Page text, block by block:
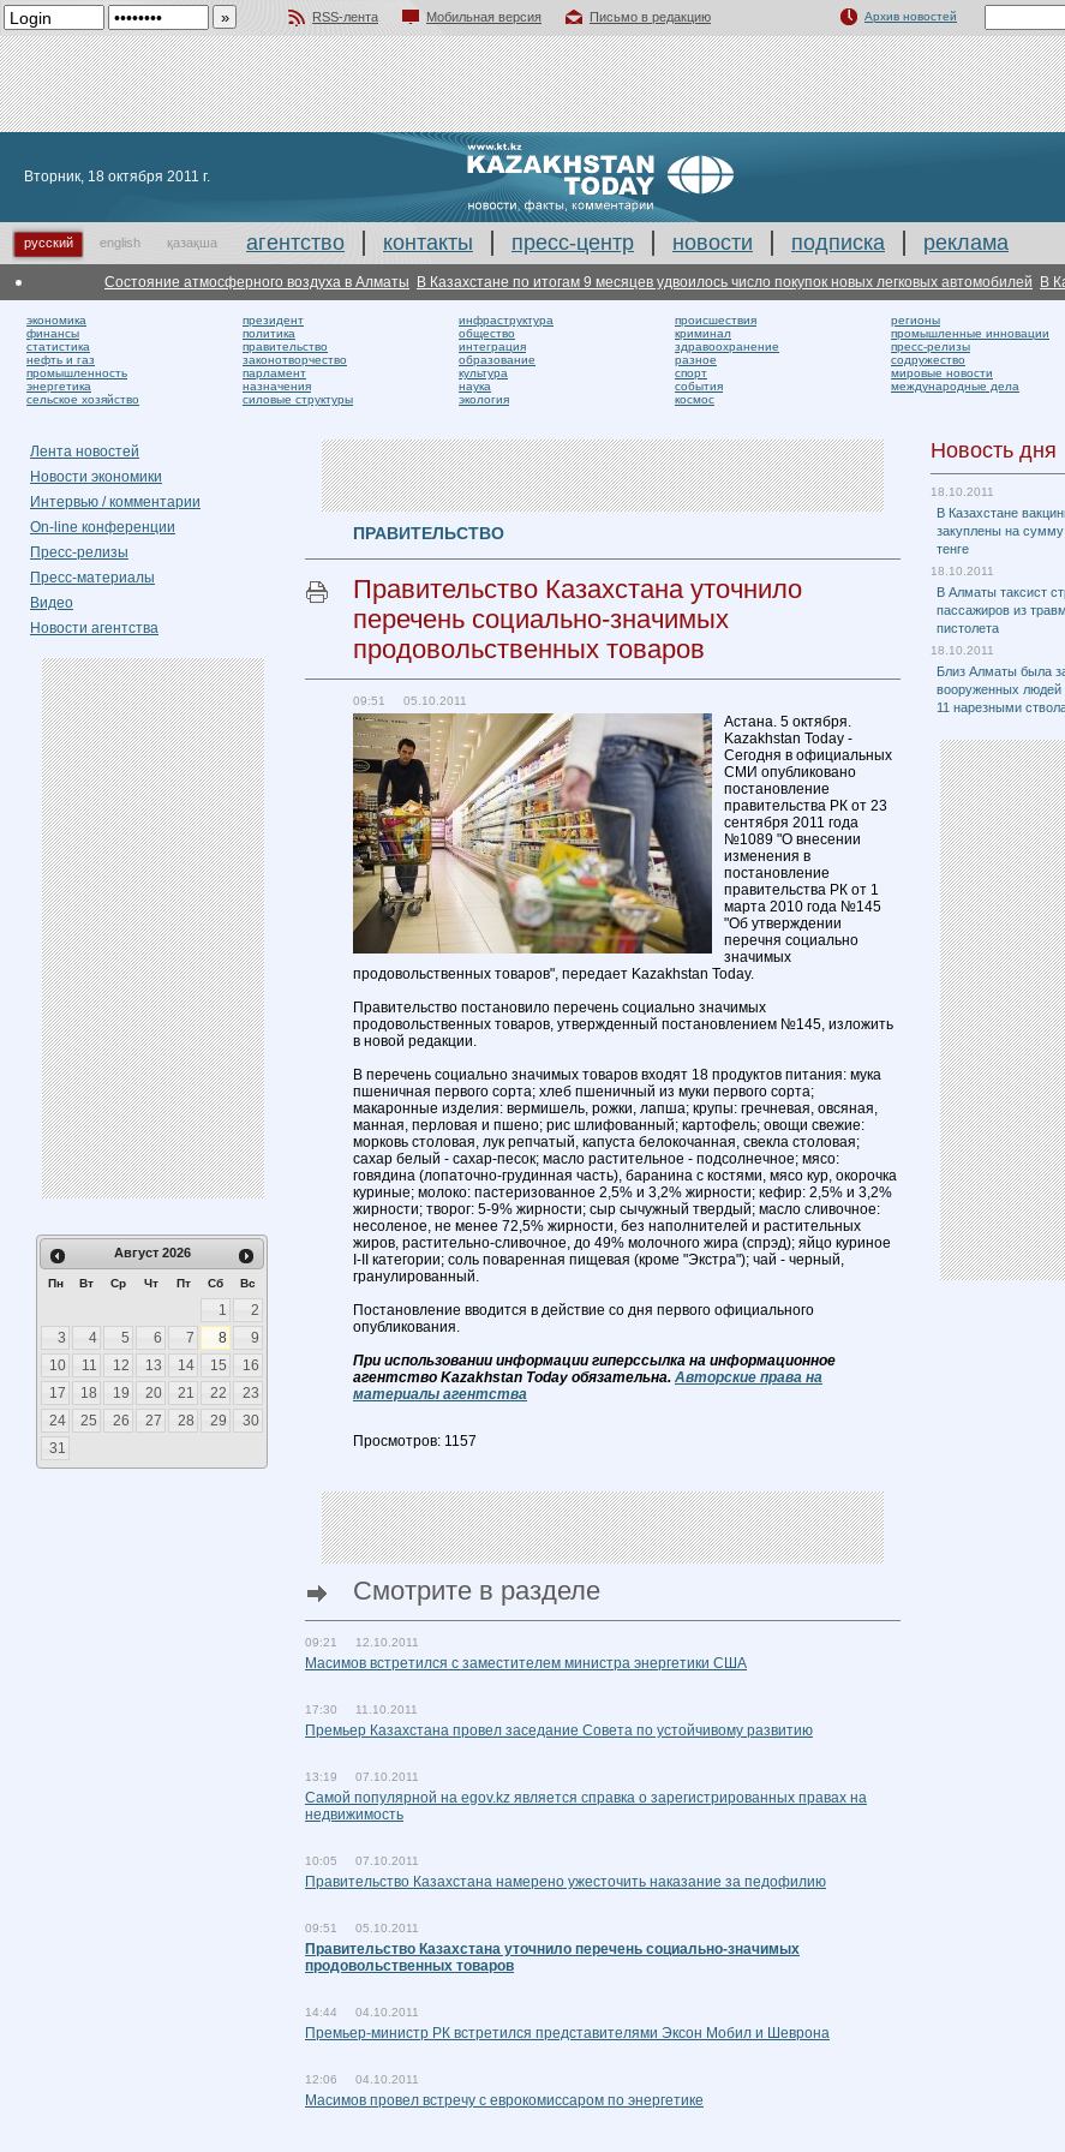
RSS-лента Мобильная версия
Письмо в редакцию
Архив новостей
Вторник, 18 октября 2011 г.
русский english қазақша агентство контакты пресс-центр новости подписка реклама
Состояние атмосферного воздуха в Алматы В Казахстане по итогам 9 месяцев удвоилось число покупок новых легковых автомобилей В
экономика
финансы
статистика
нефть и газ
промышленность
энергетика
сельское хозяйство
президент
политика
правительство
законотворчество
парламент
назначения
силовые структуры
инфраструктура
общество
интеграция
образование
культура
наука
экология
происшествия
криминал
здравоохранение
разное
спорт
события
космос
регионы
промышленные инновации
пресс-релизы
содружество
мировые новости
международные дела
Лента новостей
Новости экономики
Интервью / комментарии
On-line конференции
Пресс-релизы
Пресс-материалы
Видео
Новости агентства
Август 2026
Пн Вт Ср Чт Пт Сб Вс
1
2
3
4 5 6 7 8
9
10
11 12 13 14 15
16
17
18 19 20 21 22
23
24
25 26 27 28 29
30
31
ПРАВИТЕЛЬСТВО
Правительство Казахстана уточнило
перечень социально-значимых
продовольственных товаров
09:51 05.10.2011
Астана. 5 октября.
Kazakhstan Today -
Сегодня в официальных
СМИ опубликовано
постановление
правительства РК от 23
сентября 2011 года
№1089 "О внесении
изменения в
постановление
правительства РК от 1
марта 2010 года №145
"Об утверждении
перечня социально
значимых
продовольственных товаров", передает Kazakhstan Today.
Правительство постановило перечень социально значимых
продовольственных товаров, утвержденный постановлением №145, изложить
в новой редакции.
В перечень социально значимых товаров входят 18 продуктов питания: мука
пшеничная первого сорта; хлеб пшеничный из муки первого сорта;
макаронные изделия: вермишель, рожки, лапша; крупы: гречневая, овсяная,
манная, перловая и пшено; рис шлифованный; картофель; овощи свежие:
морковь столовая, лук репчатый, капуста белокочанная, свекла столовая;
сахар белый - сахар-песок; масло растительное - подсолнечное; мясо:
говядина (лопаточно-грудинная часть), баранина с костями, мясо кур, окорочка
куриные; молоко: пастеризованное 2,5% и 3,2% жирности; кефир: 2,5% и 3,2%
жирности; творог: 5-9% жирности; сыр сычужный твердый; масло сливочное:
несоленое, не менее 72,5% жирности, без наполнителей и растительных
жиров, растительно-сливочное, до 49% молочного жира (спрэд); яйцо куриное
I-II категории; соль поваренная пищевая (кроме "Экстра"); чай - черный,
гранулированный.
Постановление вводится в действие со дня первого официального
опубликования.
При использовании информации гиперссылка на информационное
агентство Kazakhstan Today обязательна. Авторские права на
материалы агентства
Просмотров: 1157
Смотрите в разделе
09:21 12.10.2011
Масимов встретился с заместителем министра энергетики США
17:30 11.10.2011
Премьер Казахстана провел заседание Совета по устойчивому развитию
13:19 07.10.2011
Самой популярной на egov.kz является справка о зарегистрированных правах на
недвижимость
10:05 07.10.2011
Правительство Казахстана намерено ужесточить наказание за педофилию
09:51 05.10.2011
Правительство Казахстана уточнило перечень социально-значимых
продовольственных товаров
14:44 04.10.2011
Премьер-министр РК встретился представителями Эксон Мобил и Шеврона
12:06 04.10.2011
Масимов провел встречу с еврокомиссаром по энергетике
Новость дня
18.10.2011
В Казахстане
закуплены на
тенге
18.10.2011
В Алматы таксист
пассажиров из
пистолета
18.10.2011
Близ Алматы была
вооруженных людей
11 нарезными